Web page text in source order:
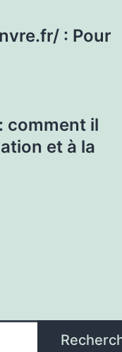
: Pour
comment il
et à la